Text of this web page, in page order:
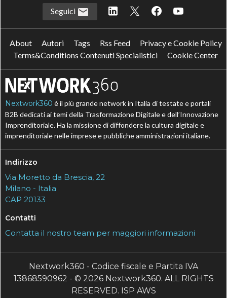
Seguici
About Autori Tags Rss Feed
Privacy e Cookie Policy
Terms&Conditions Contenuti Specialistici
Cookie Center
Nextwork360 è il più grande network in Italia di testate e portali
B2B dedicati ai temi della Trasformazione Digitale e dell’Innovazione
Imprenditoriale. Ha la missione di diffondere la cultura digitale e
imprenditoriale nelle imprese e pubbliche amministrazioni italiane.
Indirizzo
Via Moretto da Brescia, 22
Milano - Italia
CAP 20133
Contatti
Contatta il nostro team per maggiori informazioni
Nextwork360 - Codice fiscale e Partita IVA
13868590962 - © 2026 Nextwork360. ALL RIGHTS
RESERVED. ISP AWS